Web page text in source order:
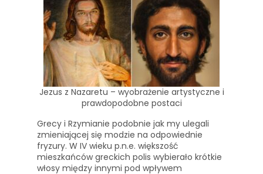
Jezus z Nazaretu – wyobrażenie artystyczne i
prawdopodobne postaci
Grecy i Rzymianie podobnie jak my ulegali
zmieniającej się modzie na odpowiednie
fryzury. W IV wieku p.n.e. większość
mieszkańców greckich polis wybierało krótkie
włosy między innymi pod wpływem